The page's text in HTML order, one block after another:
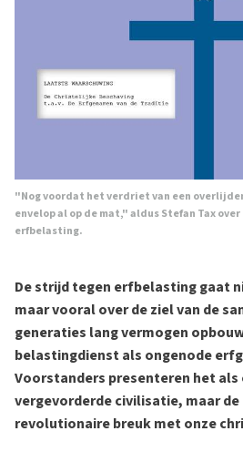
"Nog voordat het verdriet van een
envelop al op de mat," aldus Stefan Tax
erfbelasting.
De strijd tegen erfbelasting gaat
maar vooral over de ziel van de
generaties lang vermogen
belastingdienst als ongenode
Voorstanders presenteren het als
vergevorderde civilisatie, maar
revolutionaire breuk met onze